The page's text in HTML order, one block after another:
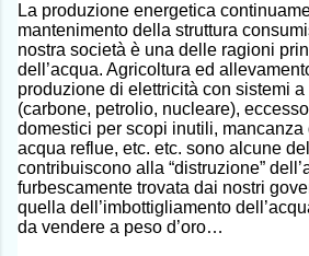
La produzione energetica
mantenimento della struttura
nostra società è una delle ragioni
dell’acqua. Agricoltura ed
produzione di elettricità con sistemi
(carbone, petrolio, nucleare),
domestici per scopi inutili,
acqua reflue, etc. etc. sono alcune
contribuiscono alla “distruzione”
furbescamente trovata dai nostri
quella dell’imbottigliamento
da vendere a peso d’oro…